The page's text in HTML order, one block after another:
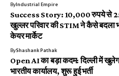
ByIndustrial Empire
Success Story: 10,000 रुपये से
खुल्लर परिवार की STIM ने कैसे बदला
केयर मार्केट
ByShashank Pathak
Open AI का बड़ा कदम: दिल्ली में
भारतीय कार्यालय, शुरू हुई भर्ती